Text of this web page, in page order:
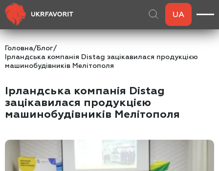
UA
Головна/Блог/
Ірландська компанія Distag зацікавилася продукцією
машинобудівників Мелітополя
Ірландська компанія Distag
зацікавилася продукцією
машинобудівників Мелітополя